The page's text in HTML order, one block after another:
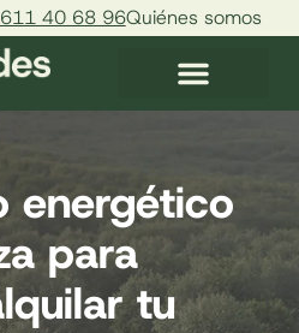
611 40 68 96Quiénes somos
energético
para
tu